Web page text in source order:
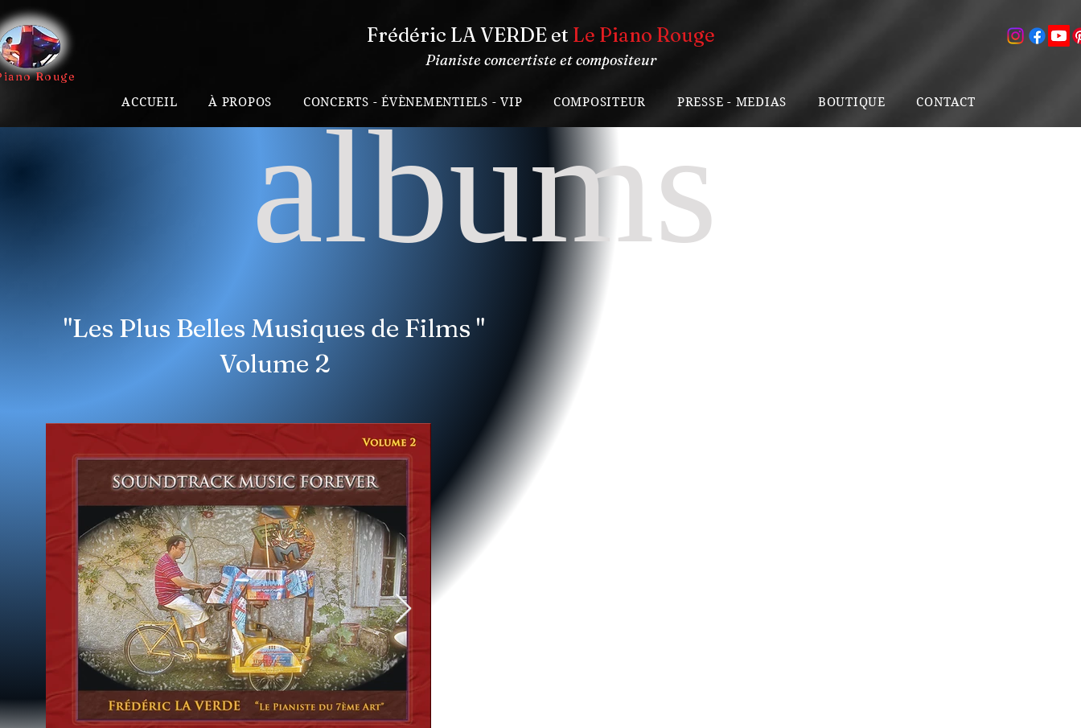
Frédéric LA VERDE et Le Piano Rouge
Pianiste concertiste et compositeur
Rouge
ACCUEIL
À PROPOS CONCERTS - ÉVÈNEMENTIELS - VIP COMPOSITEUR PRESSE - MEDIAS BOUTIQUE CONTACT
albums
"Les Plus Belles Musiques de Films "
Volume 2